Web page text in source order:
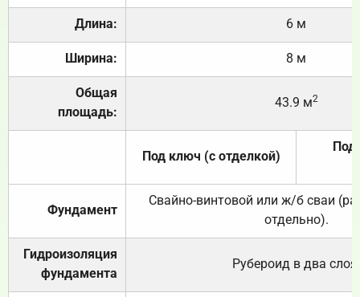
Длина: 6 м
Ширина: 8 м
Общая
площадь:
43.9 м2
Под ключ (с отделкой)
Под
Фундамент
Свайно-винтовой или ж/б сваи
отдельно).
Гидроизоляция
фундамента
Рубероид в два слоя.